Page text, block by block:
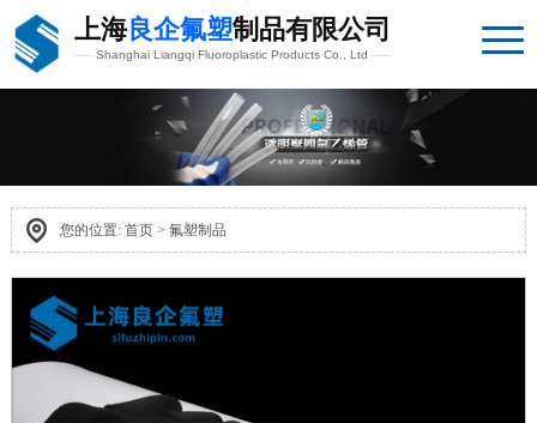
上海良企氟塑制品有限公司
Shanghai Liangqi Fluoroplastic Products Co., Ltd
您的位置: 首页> 氟塑制品